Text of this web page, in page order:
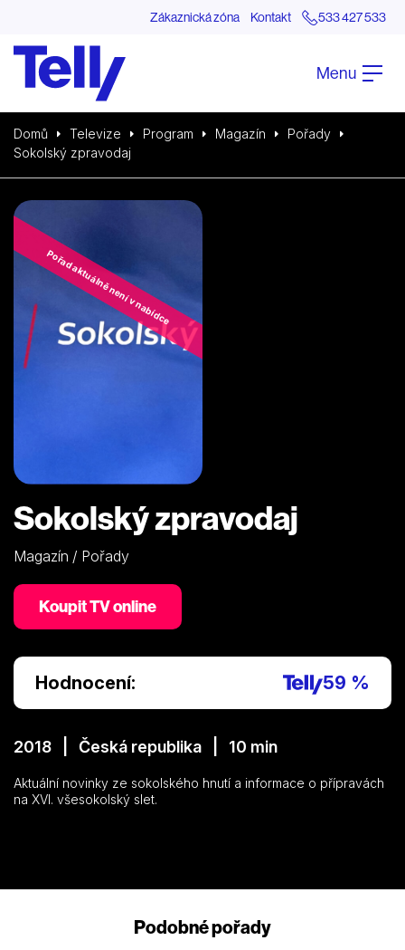
Zákaznická zóna Kontakt 533 427 533
Menu
Domů Televize Program Magazín
Pořady
Sokolský zpravodaj
Pořad aktuálně není v nabídce
Sokolský zpravodaj
Magazín / Pořady
Koupit TV online
Hodnocení: 59 %
2018 | Česká republika | 10 min
Aktuální novinky ze sokolského hnutí a informace o přípravách
na XVI. všesokolský slet.
Podobné pořady